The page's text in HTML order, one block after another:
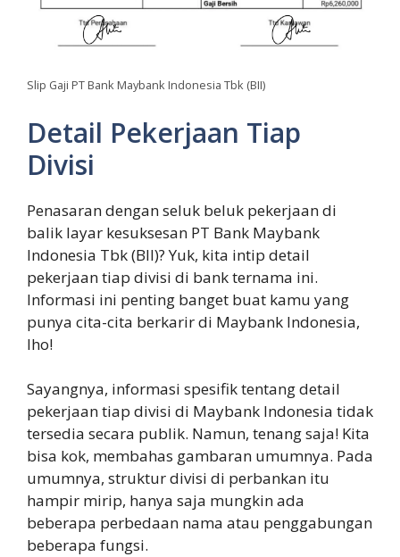
Slip Gaji PT Bank Maybank Indonesia Tbk (BII)
Detail Pekerjaan Tiap
Divisi
Penasaran dengan seluk beluk pekerjaan di
balik layar kesuksesan PT Bank Maybank
Indonesia Tbk (BII)? Yuk, kita intip detail
pekerjaan tiap divisi di bank ternama ini.
Informasi ini penting banget buat kamu yang
punya cita-cita berkarir di Maybank Indonesia,
lho!
Sayangnya, informasi spesifik tentang detail
pekerjaan tiap divisi di Maybank Indonesia tidak
tersedia secara publik. Namun, tenang saja! Kita
bisa kok, membahas gambaran umumnya. Pada
umumnya, struktur divisi di perbankan itu
hampir mirip, hanya saja mungkin ada
beberapa perbedaan nama atau penggabungan
beberapa fungsi.